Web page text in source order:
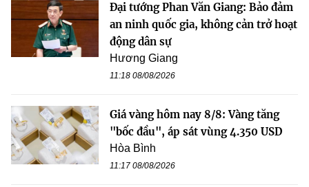
Đại tướng Phan Văn Giang: Bảo đảm
an ninh quốc gia, không cản trở hoạt
động dân sự
Hương Giang
11:18 08/08/2026
Giá vàng hôm nay 8/8: Vàng tăng
"bốc đầu", áp sát vùng 4.350 USD
Hòa Bình
11:17 08/08/2026